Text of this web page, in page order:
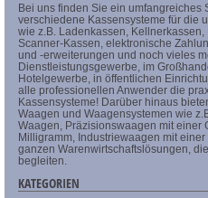
Bei uns finden Sie ein umfangreiches
verschiedene Kassensysteme für die
wie z.B. Ladenkassen, Kellnerkassen,
Scanner-Kassen, elektronische
und -erweiterungen und noch vieles
Dienstleistungsgewerbe, im
Hotelgewerbe, in öffentlichen
alle professionellen Anwender die
Kassensysteme! Darüber hinaus
Waagen und Waagensystemen wie
Waagen, Präzisionswaagen mit einer
Milligramm, Industriewaagen mit
ganzen Warenwirtschaftslösungen,
begleiten.
KATEGORIEN